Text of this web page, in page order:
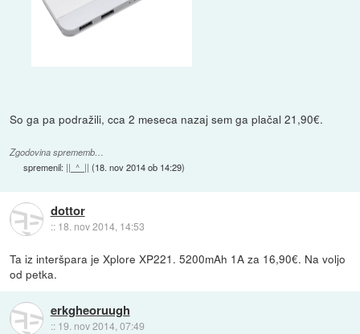
So ga pa podražili, cca 2 meseca nazaj sem ga plačal 21,90€.
Zgodovina sprememb…
spremenil: ||_^_|| (18. nov 2014 ob 14:29)
dottor
:: 18. nov 2014, 14:53
Ta iz interšpara je Xplore XP221. 5200mAh 1A za 16,90€. Na voljo
od petka.
erkgheoruugh
:: 19. nov 2014, 07:49